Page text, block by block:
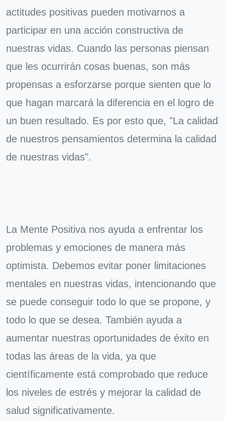
actitudes positivas pueden motivarnos a
participar en una acción constructiva de
nuestras vidas. Cuando las personas piensan
que les ocurrirán cosas buenas, son más
propensas a esforzarse porque sienten que lo
que hagan marcará la diferencia en el logro de
un buen resultado. Es por esto que, "La calidad
de nuestros pensamientos determina la calidad
de nuestras vidas".
La Mente Positiva nos ayuda a enfrentar los
problemas y emociones de manera más
optimista. Debemos evitar poner limitaciones
mentales en nuestras vidas, intencionando que
se puede conseguir todo lo que se propone, y
todo lo que se desea. También ayuda a
aumentar nuestras oportunidades de éxito en
todas las áreas de la vida, ya que
científicamente está comprobado que reduce
los niveles de estrés y mejorar la calidad de
salud significativamente.